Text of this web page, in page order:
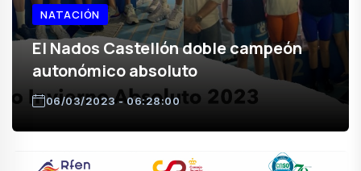
NATACIÓN
El Nados Castellón doble campeón
autonómico absoluto
06/03/2023 - 06:28:00